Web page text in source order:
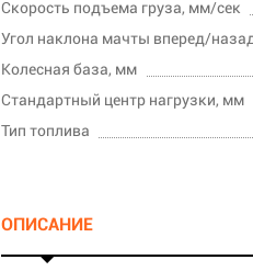
Скорость подъема груза, мм/сек
Угол наклона мачты вперед/
Колесная база, мм
Стандартный центр нагрузки, мм
Тип топлива
ОПИСАНИЕ